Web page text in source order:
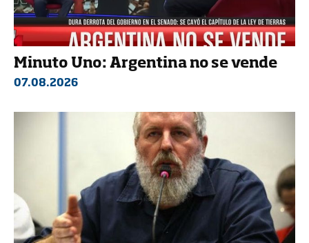
Minuto Uno: Argentina no se vende
07.08.2026